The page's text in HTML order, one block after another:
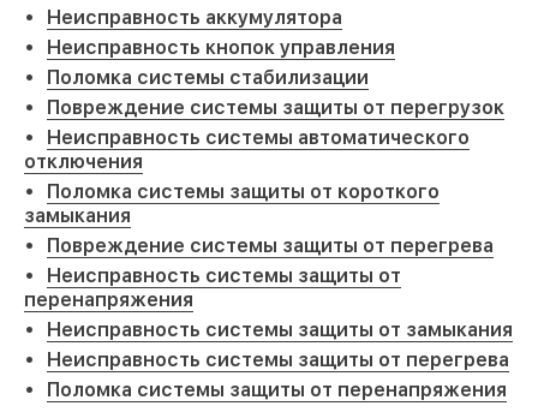
Неисправность аккумулятора
Неисправность кнопок управления
Поломка системы стабилизации
Повреждение системы защиты от перегрузок
Неисправность системы автоматического
отключения
Поломка системы защиты от короткого
замыкания
Повреждение системы защиты от перегрева
Неисправность системы защиты от
перенапряжения
Неисправность системы защиты от замыкания
Неисправность системы защиты от перегрева
Поломка системы защиты от перенапряжения